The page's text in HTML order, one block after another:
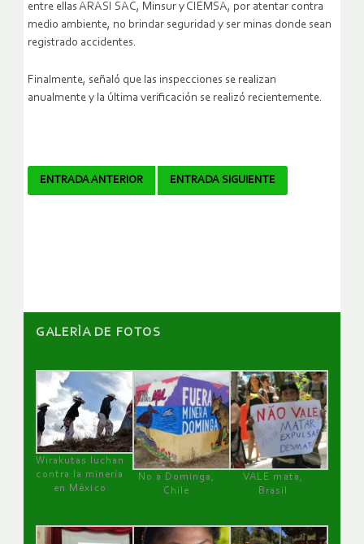
entre ellas ARASI SAC, Minsur y CIEMSA, por atentar contra
medio ambiente, no brindar seguridad y ser minas donde sean
registrado accidentes.
Finalmente, señaló que las inspecciones se realizan
anualmente y la última verificación se realizó recientemente.
Navegador
ENTRADA ANTERIOR ENTRADA SIGUIENTE
GALERÌA DE FOTOS
Wirakutas luchan
contra la minería
en México
No a Dominga,
Chile
VALE mata,
Brasil